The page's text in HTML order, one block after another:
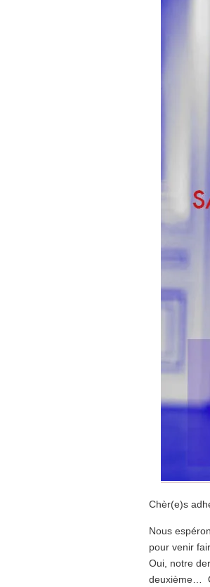
Chèr(e)s
Nous
pour venir
Oui, notre
deuxième…